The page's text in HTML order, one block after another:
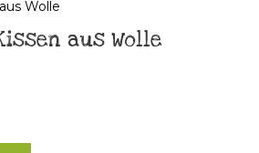
aus Wolle